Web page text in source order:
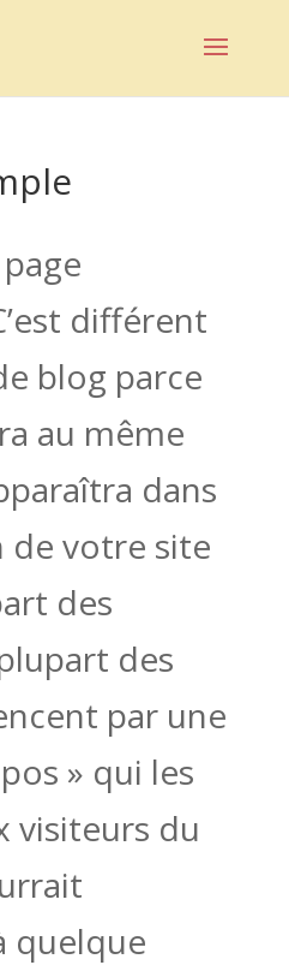
différent
blog parce
au même
dans
de votre site
des
des
par une
» qui les
visiteurs du
quelque